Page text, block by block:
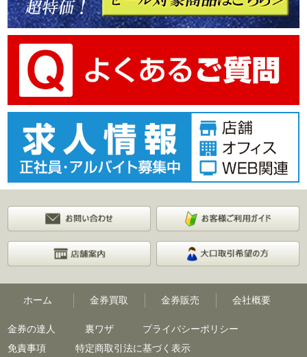
ホーム 金券買取 金券販売 会社概要
金券の達人 裏ワザ
プライバシーポリシー
免責事項
特定商取引法に基づく表示